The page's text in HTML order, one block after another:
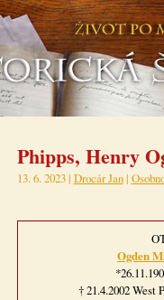
Phipps, Henry
13. 6. 2023 | Drocár Jan|
Ogden
† 21.4.2002 West